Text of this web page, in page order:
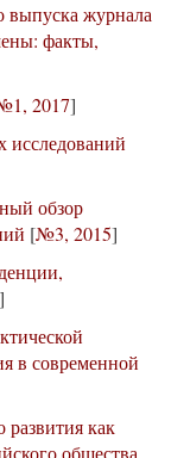
выпуска журнала
факты,
2017]
исследований
обзор
[№3, 2015]
]
в современной
как
общества